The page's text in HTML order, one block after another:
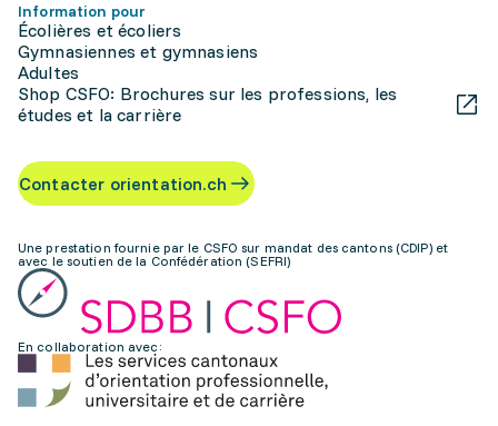
Information pour
Écolières et écoliers
Gymnasiennes et gymnasiens
Adultes
Shop CSFO: Brochures sur les professions, les
études et la carrière
Contacter orientation.ch
Une prestation fournie par le CSFO sur mandat des cantons (CDIP) et
avec le soutien de la Confédération (SEFRI)
En collaboration avec: